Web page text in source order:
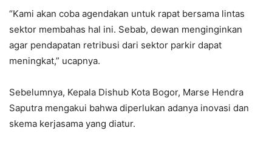
“Kami akan coba agendakan untuk rapat bersama lintas
sektor membahas hal ini. Sebab, dewan menginginkan
agar pendapatan retribusi dari sektor parkir dapat
meningkat,” ucapnya.
Sebelumnya, Kepala Dishub Kota Bogor, Marse Hendra
Saputra mengakui bahwa diperlukan adanya inovasi dan
skema kerjasama yang diatur.